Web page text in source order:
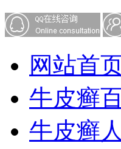
网站首
牛皮癣
牛皮癣